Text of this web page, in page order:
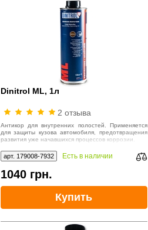
Dinitrol ML, 1л
2 отзыва
Антикор для внутренних полостей. Применяется
для защиты кузова автомобиля, предотвращения
развития уже начавшихся процессов коррозии.
арт. 179008-7932 Есть в наличии
1040 грн.
Купить